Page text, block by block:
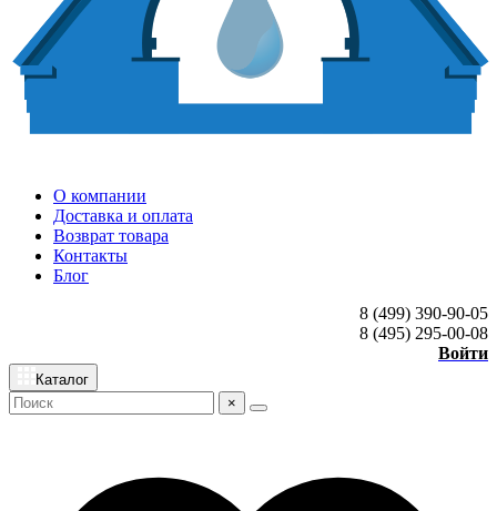
О компании
Доставка и оплата
Возврат товара
Контакты
Блог
8 (499) 390-90-05
8 (495) 295-00-08
Войти
Каталог
×